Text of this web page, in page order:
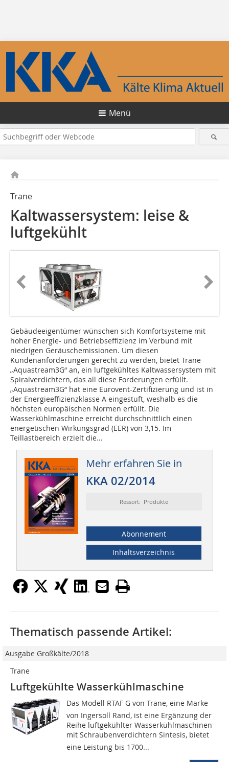
Menü
Trane
Kaltwassersystem: leise &
luftgekühlt
Gebäudeeigentümer wünschen sich Komfortsysteme mit
hoher Energie- und Betriebseffizienz im Verbund mit
niedrigen Geräuschemissionen. Um diesen
Kundenanforderungen gerecht zu werden, bietet Trane
„Aquastream3G“ an, ein luftgekühltes Kaltwassersystem mit
Spiralverdichtern, das all diese Forderungen erfüllt.
„Aquastream3G“ hat eine Eurovent-Zertifizierung und ist in
der Energieeffizienzklasse A eingestuft, weshalb es die
höchsten europäischen Normen erfüllt. Die
Wasserkühlmaschine erreicht durchschnittlich einen
energetischen Wirkungsgrad (EER) von 3,15. Im
Teillastbereich erzielt die...
Mehr erfahren Sie in
KKA 02/2014
Ressort: Produkte
Abonnement
Inhaltsverzeichnis
Thematisch passende Artikel:
Ausgabe Großkälte/2018
Trane
Luftgekühlte Wasserkühlmaschine
Das Modell RTAF G von Trane, eine Marke
von Ingersoll Rand, ist eine Ergänzung der
Reihe luftgekühlter Wasserkühlmaschinen
mit Schraubenverdichtern Sintesis, bietet
eine Leistung bis 1700...